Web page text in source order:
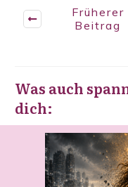
Früherer
Beitrag
Was auch
dich: